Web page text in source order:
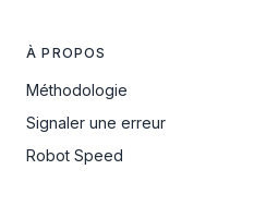
À PROPOS
Méthodologie
Signaler une erreur
Robot Speed